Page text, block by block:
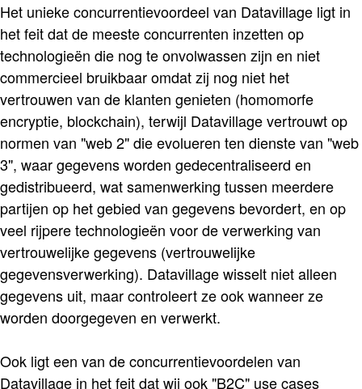
Het unieke concurrentievoordeel van Datavillage ligt in
het feit dat de meeste concurrenten inzetten op
technologieën die nog te onvolwassen zijn en niet
commercieel bruikbaar omdat zij nog niet het
vertrouwen van de klanten genieten (homomorfe
encryptie, blockchain), terwijl Datavillage vertrouwt op
normen van "web 2" die evolueren ten dienste van "web
3", waar gegevens worden gedecentraliseerd en
gedistribueerd, wat samenwerking tussen meerdere
partijen op het gebied van gegevens bevordert, en op
veel rijpere technologieën voor de verwerking van
vertrouwelijke gegevens (vertrouwelijke
gegevensverwerking). Datavillage wisselt niet alleen
gegevens uit, maar controleert ze ook wanneer ze
worden doorgegeven en verwerkt.
Ook ligt een van de concurrentievoordelen van
Datavillage in het feit dat wij ook "B2C" use cases